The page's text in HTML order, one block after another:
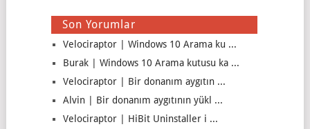
Son Yorumlar
Velociraptor | Windows 10 Arama ku ...
Burak | Windows 10 Arama kutusu ka ...
Velociraptor | Bir donanım aygıtın ...
Alvin | Bir donanım aygıtının yükl ...
Velociraptor | HiBit Uninstaller i ...